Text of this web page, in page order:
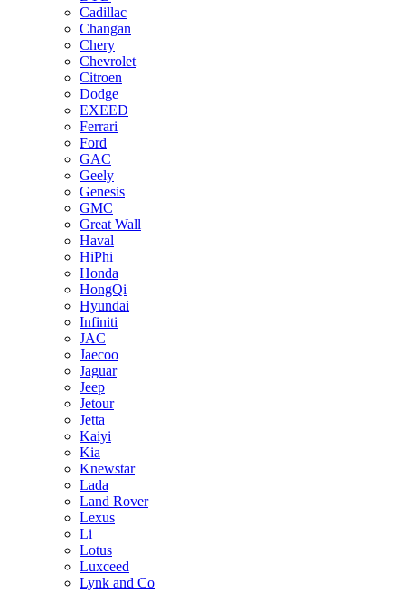
Cadillac
Changan
Chery
Chevrolet
Citroen
Dodge
EXEED
Ferrari
Ford
GAC
Geely
Genesis
GMC
Great Wall
Haval
HiPhi
Honda
HongQi
Hyundai
Infiniti
JAC
Jaecoo
Jaguar
Jeep
Jetour
Jetta
Kaiyi
Kia
Knewstar
Lada
Land Rover
Lexus
Li
Lotus
Luxceed
Lynk and Co